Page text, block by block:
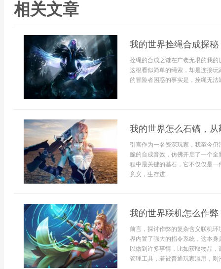
相关文章
我的世界拴绳合成探
拴绳的合成之谜在广袤无垠的我
这根看似简单的绳索，却是连接
的冒险者困惑的事实是，拴绳无
我的世界怎么石镐，
引言作为一名资深玩家，我至今
脆的合成音效，仿佛开启了一个
程中最关键的基石，它不仅仅是
意义，生存进...
我的世界联机怎么作
前言，探讨作弊的复杂含义联机
界内置了强大的指令系统，这本
以做到许多事情，比如获取物品
管理工具，若被普通玩家滥用，则